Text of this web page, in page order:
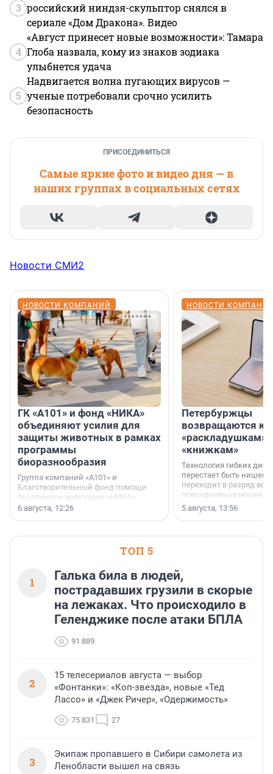
3 российский ниндзя-скульптор снялся в
сериале «Дом Дракона». Видео
4
«Август принесет новые возможности»: Тамара
Глоба назвала, кому из знаков зодиака
улыбнется удача
5
Надвигается волна пугающих вирусов —
ученые потребовали срочно усилить
безопасность
ПРИСОЕДИНИТЬСЯ
Самые яркие фото и видео дня — в
наших группах в социальных сетях
Новости СМИ2
НОВОСТИ КОМПАНИЙ
ГК «А101» и фонд «НИКА»
объединяют усилия для
защиты животных в рамках
программы
биоразнообразия
Группа компаний «А101» и
Благотворительный фонд помощи
бездомным животным «НИКА»
заключили соглашение о
6 августа, 12:26
НОВОСТИ
Петербуржцы
возвращаются к
«раскладушкам»
«книжкам»
Технология гибких
перестает быть
переходит в разряд
повседневных
5 августа, 13:56
ТОП 5
1
Галька била в людей,
пострадавших грузили в скорые
на лежаках. Что происходило в
Геленджике после атаки БПЛА
91 889
2
15 телесериалов августа — выбор
«Фонтанки»: «Коп-звезда», новые «Тед
Лассо» и «Джек Ричер», «Одержимость»
75 831 27
3
Экипаж пропавшего в Сибири самолета из
Ленобласти вышел на связь